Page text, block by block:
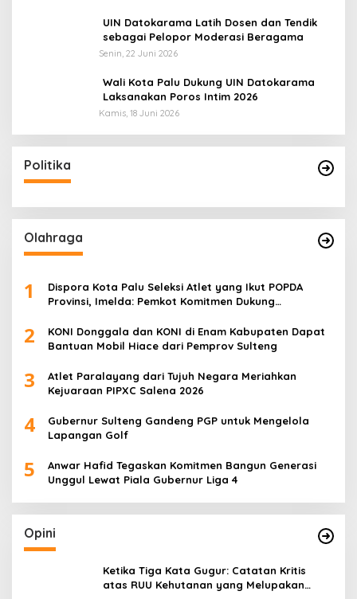
UIN Datokarama Latih Dosen dan Tendik
sebagai Pelopor Moderasi Beragama
Senin, 22 Juni 2026
Wali Kota Palu Dukung UIN Datokarama
Laksanakan Poros Intim 2026
Kamis, 18 Juni 2026
Politika
Olahraga
1
Dispora Kota Palu Seleksi Atlet yang Ikut POPDA
Provinsi, Imelda: Pemkot Komitmen Dukung
2
KONI Donggala dan KONI di Enam Kabupaten Dapat
Bantuan Mobil Hiace dari Pemprov Sulteng
3
Atlet Paralayang dari Tujuh Negara Meriahkan
Kejuaraan PIPXC Salena 2026
4
Gubernur Sulteng Gandeng PGP untuk Mengelola
Lapangan Golf
5
Anwar Hafid Tegaskan Komitmen Bangun Generasi
Unggul Lewat Piala Gubernur Liga 4
Opini
Ketika Tiga Kata Gugur: Catatan Kritis
atas RUU Kehutanan yang Melupakan